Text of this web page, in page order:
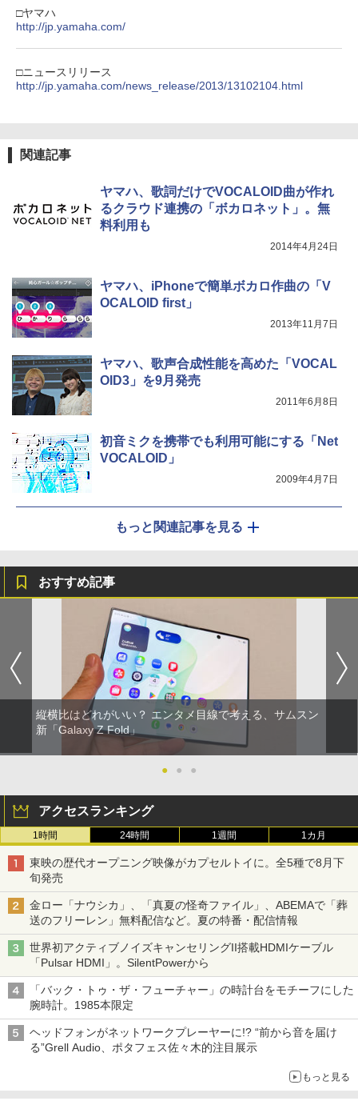
□ヤマハ
http://jp.yamaha.com/
□ニュースリリース
http://jp.yamaha.com/news_release/2013/13102104.html
関連記事
ヤマハ、歌詞だけでVOCALOID曲が作れ
るクラウド連携の「ボカロネット」。無
料利用も
2014年4月24日
ヤマハ、iPhoneで簡単ボカロ作曲の「V
OCALOID first」
2013年11月7日
ヤマハ、歌声合成性能を高めた「VOCAL
OID3」を9月発売
2011年6月8日
初音ミクを携帯でも利用可能にする「Net
VOCALOID」
2009年4月7日
もっと関連記事を見る
おすすめ記事
縦横比はどれがいい？ エンタメ目線で考える、サムスン
新「Galaxy Z Fold」
● ● ●
アクセスランキング
1時間 24時間 1週間 1カ月
東映の歴代オープニング映像がカプセルトイに。全5種で8月下
旬発売
金ロー「ナウシカ」、「真夏の怪奇ファイル」、ABEMAで「葬
送のフリーレン」無料配信など。夏の特番・配信情報
世界初アクティブノイズキャンセリングII搭載HDMIケーブル
「Pulsar HDMI」。SilentPowerから
「バック・トゥ・ザ・フューチャー」の時計台をモチーフにした
腕時計。1985本限定
ヘッドフォンがネットワークプレーヤーに!? “前から音を届け
る”Grell Audio、ポタフェス佐々木的注目展示
もっと見る